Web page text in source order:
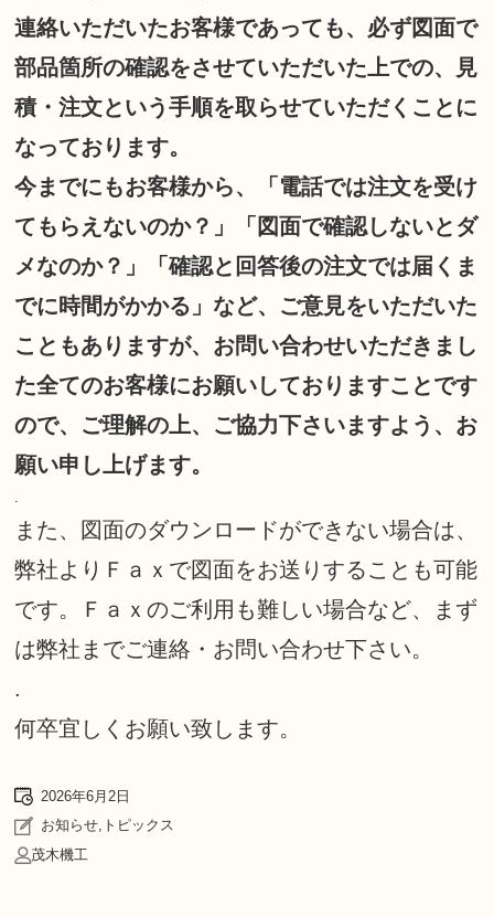
連絡いただいたお客様であっても、必ず図面で
部品箇所の確認をさせていただいた上での、見
積・注文という手順を取らせていただくことに
なっております。
今までにもお客様から、「電話では注文を受け
てもらえないのか？」「図面で確認しないとダ
メなのか？」「確認と回答後の注文では届くま
でに時間がかかる」など、ご意見をいただいた
こともありますが、お問い合わせいただきまし
た全てのお客様にお願いしておりますことです
ので、ご理解の上、ご協力下さいますよう、お
願い申し上げます。
また、図面のダウンロードができない場合は、
弊社よりＦａｘで図面をお送りすることも可能
です。Ｆａｘのご利用も難しい場合など、まず
は弊社までご連絡・お問い合わせ下さい。
.
何卒宜しくお願い致します。
2026年6月2日
お知らせ, トピックス
茂木機工